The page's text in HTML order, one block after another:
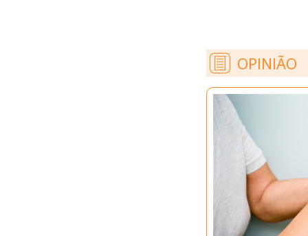
OPINIÃO